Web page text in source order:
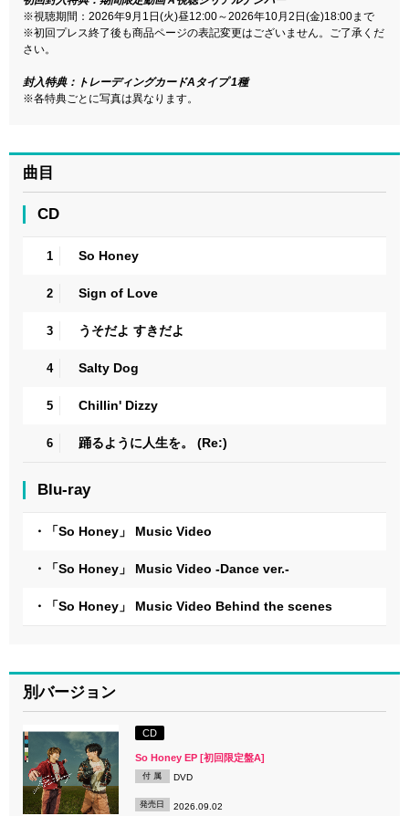
※視聴期間：2026年9月1日(火)昼12:00～2026年10月2日(金)18:00まで
※初回プレス終了後も商品ページの表記変更はございません。ご了承くだ
さい。
封入特典：トレーディングカードAタイプ 1種
※各特典ごとに写真は異なります。
曲目
CD
1 So Honey
2 Sign of Love
3 うそだよ すきだよ
4 Salty Dog
5 Chillin' Dizzy
6 踊るように人生を。 (Re:)
Blu-ray
・「So Honey」 Music Video
・「So Honey」 Music Video -Dance ver.-
・「So Honey」 Music Video Behind the scenes
別バージョン
CD
So Honey EP [初回限定盤A]
付 属 DVD
発売日 2026.09.02